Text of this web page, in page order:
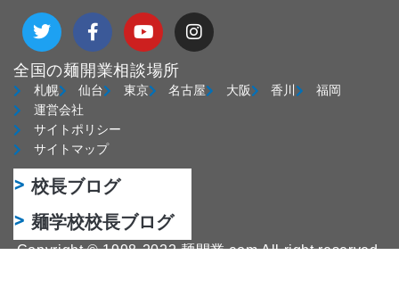
T
w
i
t
t
e
r
F
a
c
e
b
o
k
-
f
Y
o
u
t
u
b
I
n
s
a
g
全国の麺開業相談場所
札幌 仙台 東京 名古屋 大阪 香川
福岡
運営会社
サイトポリシー
サイトマップ
校長ブログ
麺学校校長ブログ
Copyright © 1998-2022 麺開業.com All right reserved.